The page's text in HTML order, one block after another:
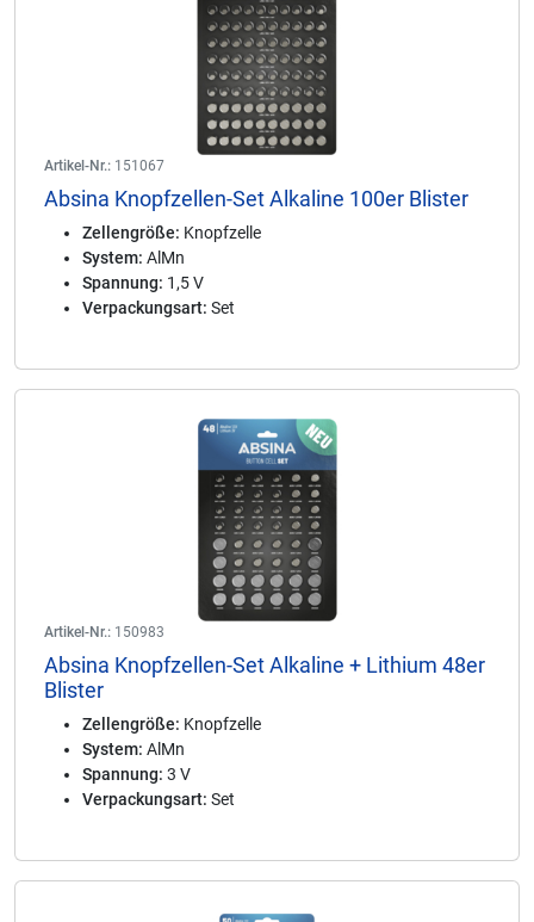
Artikel-Nr.: 151067
Absina Knopfzellen-Set Alkaline 100er Blister
Zellengröße: Knopfzelle
System: AlMn
Spannung: 1,5 V
Verpackungsart: Set
Artikel-Nr.: 150983
Absina Knopfzellen-Set Alkaline + Lithium 48er
Blister
Zellengröße: Knopfzelle
System: AlMn
Spannung: 3 V
Verpackungsart: Set